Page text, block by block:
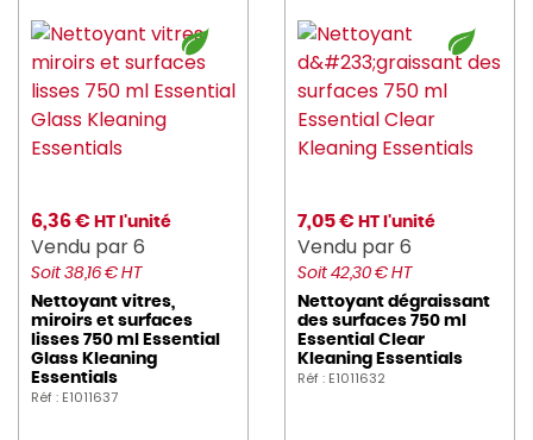
6,36 € HT l'unité
Vendu par 6
Soit 38,16 € HT
Nettoyant vitres,
miroirs et surfaces
lisses 750 ml Essential
Glass Kleaning
Essentials
Réf : E1011637
7,05 € HT l'unité
Vendu par 6
Soit 42,30 € HT
Nettoyant dégraissant
des surfaces 750 ml
Essential Clear
Kleaning Essentials
Réf : E1011632